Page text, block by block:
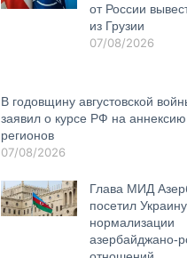
от России
из Грузии
07/08/2026
В годовщину августовской
заявил о курсе РФ на аннексию
регионов
07/08/2026
Глава МИД
посетил
нормализации
азербайджано-